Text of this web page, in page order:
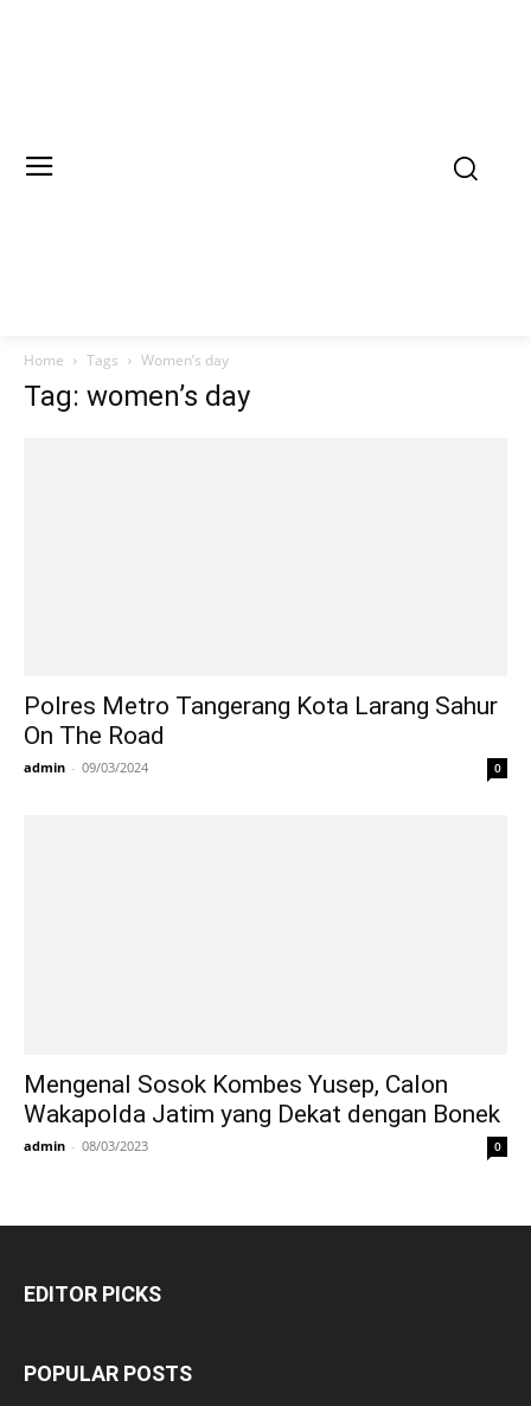
Home Tags Women’s day
Tag: women’s day
Polres Metro Tangerang Kota Larang Sahur
On The Road
admin - 09/03/2024 0
Mengenal Sosok Kombes Yusep, Calon
Wakapolda Jatim yang Dekat dengan Bonek
admin - 08/03/2023 0
EDITOR PICKS
POPULAR POSTS